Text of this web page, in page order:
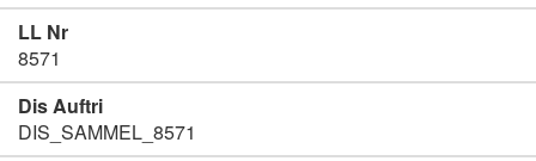
LL Nr
8571
Dis Auftri
DIS_SAMMEL_8571